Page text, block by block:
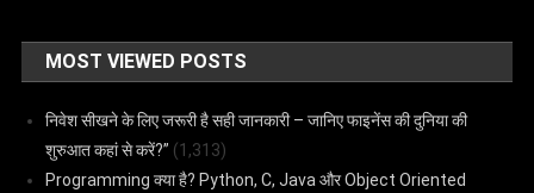
MOST VIEWED POSTS
निवेश सीखने के लिए जरूरी है सही जानकारी – जानिए फाइनेंस की दुनिया की
शुरुआत कहां से करें?” (1,313)
Programming क्या है? Python, C, Java और Object Oriented